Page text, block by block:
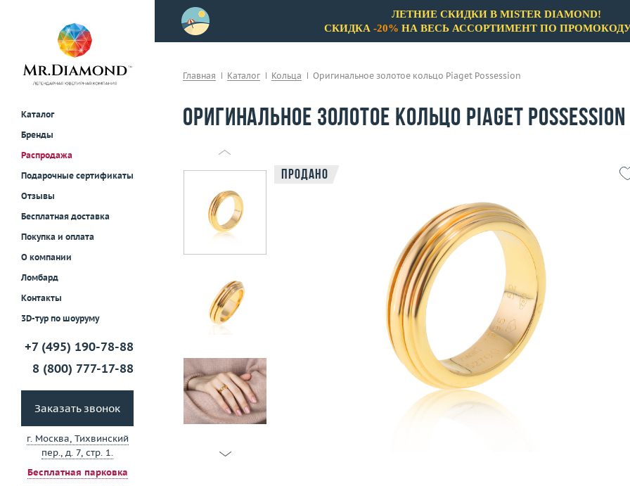
Каталог
Бренды
Распродажа
Подарочные сертификаты
Отзывы
Бесплатная доставка
Покупка и оплата
О компании
Ломбард
Контакты
3D-тур по шоуруму
+7 (495) 190-78-88
8 (800) 777-17-88
Заказать звонок
г. Москва, Тихвинский
пер., д. 7, стр. 1.
Бесплатная парковка
примерки!
ЛЕТНИЕ СКИДКИ В MISTER DIAMOND!
СКИДКА -20% НА ВЕСЬ АССОРТИМЕНТ ПО
Главная Каталог Кольца Оригинальное золотое кольцо Piaget Possession
Оригинальное золотое кольцо Piaget Possession
Продано